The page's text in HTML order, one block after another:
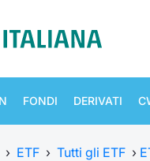
FONDI DERIVATI
› ETF › Tutti gli ETF ›